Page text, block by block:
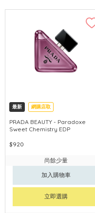
最新 網購店取
PRADA BEAUTY - Paradoxe
Sweet Chemistry EDP
$920
尚餘少量
加入購物車
立即選購